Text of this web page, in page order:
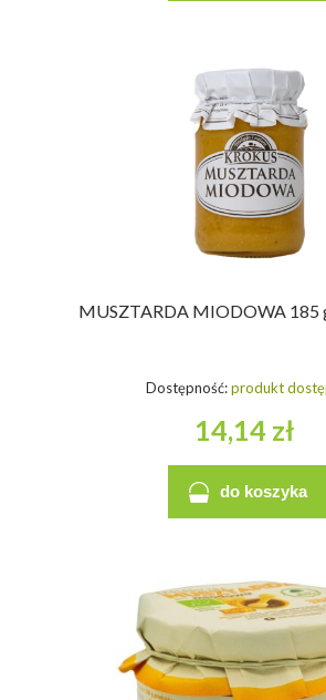
MUSZTARDA MIODOWA 185
Dostępność:produkt
14,14 zł
do koszyka